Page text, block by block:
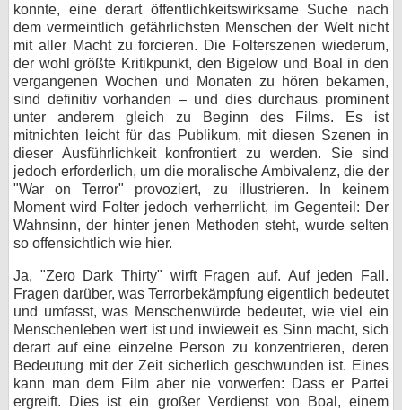
konnte, eine derart öffentlichkeitswirksame Suche nach
dem vermeintlich gefährlichsten Menschen der Welt nicht
mit aller Macht zu forcieren. Die Folterszenen wiederum,
der wohl größte Kritikpunkt, den Bigelow und Boal in den
vergangenen Wochen und Monaten zu hören bekamen,
sind definitiv vorhanden – und dies durchaus prominent
unter anderem gleich zu Beginn des Films. Es ist
mitnichten leicht für das Publikum, mit diesen Szenen in
dieser Ausführlichkeit konfrontiert zu werden. Sie sind
jedoch erforderlich, um die moralische Ambivalenz, die der
"War on Terror" provoziert, zu illustrieren. In keinem
Moment wird Folter jedoch verherrlicht, im Gegenteil: Der
Wahnsinn, der hinter jenen Methoden steht, wurde selten
so offensichtlich wie hier.
Ja, "Zero Dark Thirty" wirft Fragen auf. Auf jeden Fall.
Fragen darüber, was Terrorbekämpfung eigentlich bedeutet
und umfasst, was Menschenwürde bedeutet, wie viel ein
Menschenleben wert ist und inwieweit es Sinn macht, sich
derart auf eine einzelne Person zu konzentrieren, deren
Bedeutung mit der Zeit sicherlich geschwunden ist. Eines
kann man dem Film aber nie vorwerfen: Dass er Partei
ergreift. Dies ist ein großer Verdienst von Boal, einem